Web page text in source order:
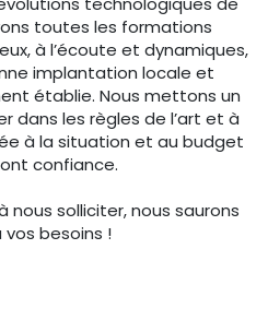
toutes les formations
à l’écoute et dynamiques,
implantation locale et
établie. Nous mettons un
dans les règles de l’art et à
à la situation et au budget
confiance.
nous solliciter, nous saurons
besoins !